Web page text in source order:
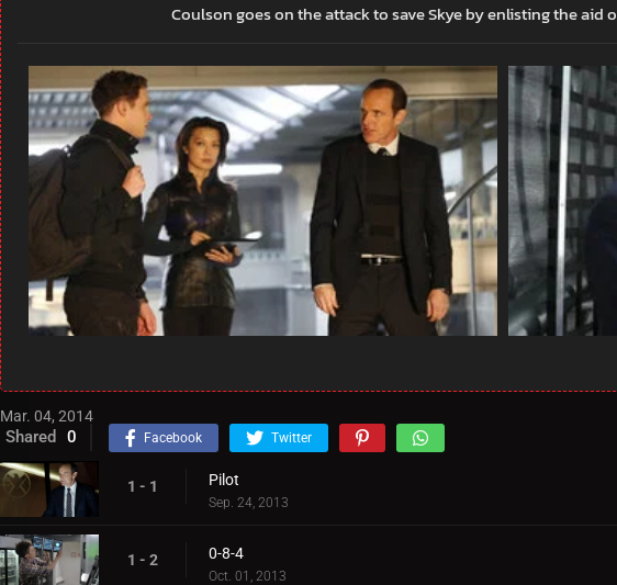
Coulson goes on the attack to save Skye by enlisting the aid
Mar. 04, 2014
Shared 0 Facebook Twitter
1 - 1 Pilot
Sep. 24, 2013
1 - 2 0-8-4
Oct. 01, 2013